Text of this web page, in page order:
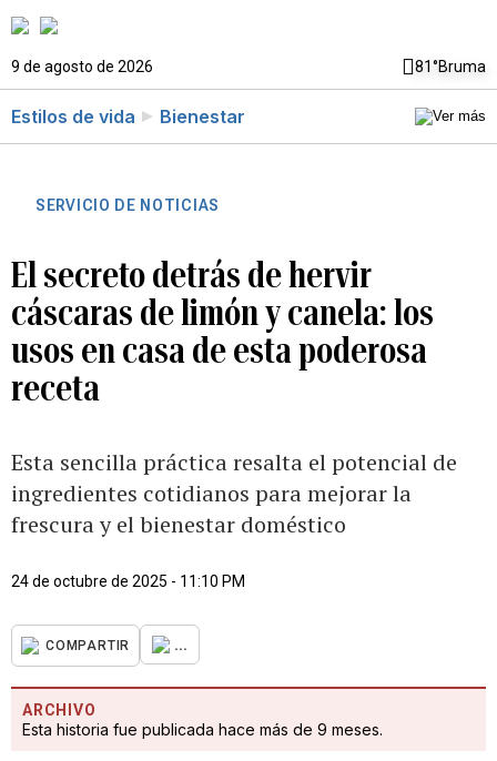
9 de agosto de 2026 81°Bruma
Estilos de vida Bienestar
SERVICIO DE NOTICIAS
El secreto detrás de hervir
cáscaras de limón y canela: los
usos en casa de esta poderosa
receta
Esta sencilla práctica resalta el potencial de
ingredientes cotidianos para mejorar la
frescura y el bienestar doméstico
24 de octubre de 2025 - 11:10 PM
COMPARTIR ...
ARCHIVO
Esta historia fue publicada hace más de 9 meses.